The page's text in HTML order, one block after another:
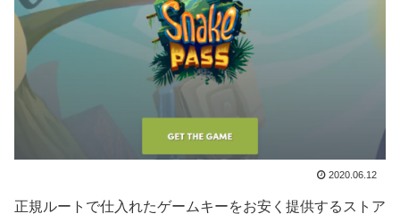
2020.06.12
正規ルートで仕入れたゲームキーをお安く提供するストア